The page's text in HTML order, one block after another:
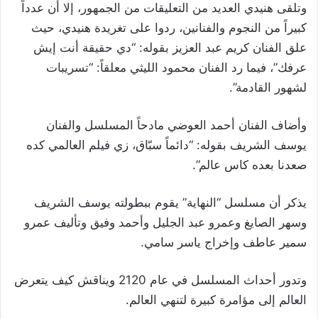
وتلقى هنيدي العديد من التعليقات من الجمهور، إلا أن عدداً
كبيراً من النجوم والفنانين، ردوا على تغريدة هنيدي، حيث
علق الفنان كريم عبد العزيز بقوله: “‏‎‎دي حقيقة أنت إيش
عرفك”، فيما رد الفنان محمود الليثي معلقاً: “‏‎‎تسريبات
لشهور القادمة”.
وأضاف الفنان أحمد العوضي مادحاً المسلسل والفنان
يوسف الشريف بقوله: “‏‎‎دائماً سبّاق، زي فيلم العالمي كده
صعدنا بعده كاس عالم”.
يذكر أن مسلسل “النهاية” يقوم ببطولته يوسف الشريف
وسهر الصايغ وعمرو عبد الجليل وأحمد وفيق وتأليف عمرو
سمير عاطف وإخراج ياسر سامي.
وتدور أحداث المسلسل في عام 2120 ويناقش كيف يتعرض
العالم إلى مؤامرة كبيرة لتنهي العالم.